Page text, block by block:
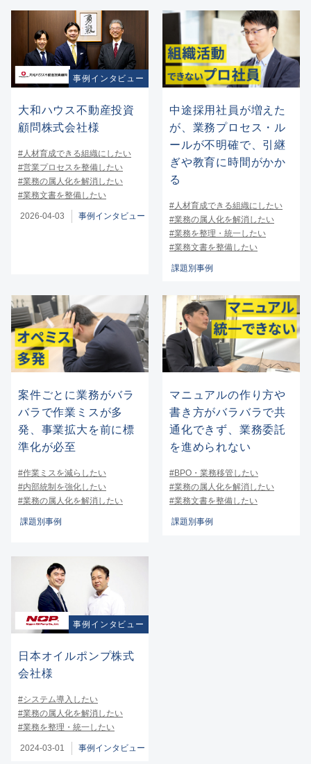
事例インタビュー
大和ハウス不動産投資
顧問株式会社様
#人材育成できる組織にしたい
#営業プロセスを整備したい
#業務の属人化を解消したい
#業務文書を整備したい
2026-04-03 事例インタビュー
中途採用社員が増えた
が、業務プロセス・ル
ールが不明確で、引継
ぎや教育に時間がかか
る
#人材育成できる組織にしたい
#業務の属人化を解消したい
#業務を整理・統一したい
#業務文書を整備したい
課題別事例
案件ごとに業務がバラ
バラで作業ミスが多
発、事業拡大を前に標
準化が必至
#作業ミスを減らしたい
#内部統制を強化したい
#業務の属人化を解消したい
課題別事例
マニュアルの作り方や
書き方がバラバラで共
通化できず、業務委託
を進められない
#BPO・業務移管したい
#業務の属人化を解消したい
#業務文書を整備したい
課題別事例
事例インタビュー
日本オイルポンプ株式
会社様
#システム導入したい
#業務の属人化を解消したい
#業務を整理・統一したい
2024-03-01 事例インタビュー